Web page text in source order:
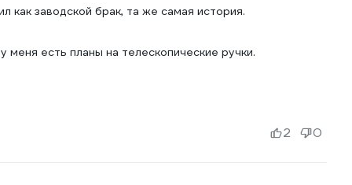
как заводской брак, та же самая история.
меня есть планы на телескопические ручки.
2 0